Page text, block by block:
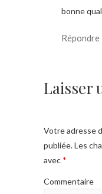
bonne
Répondre
Laisser
Votre adresse
publiée.Les
avec *
Commentaire